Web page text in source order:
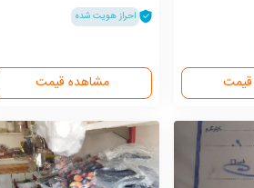
احراز هویت شده
مشاهده قیمت